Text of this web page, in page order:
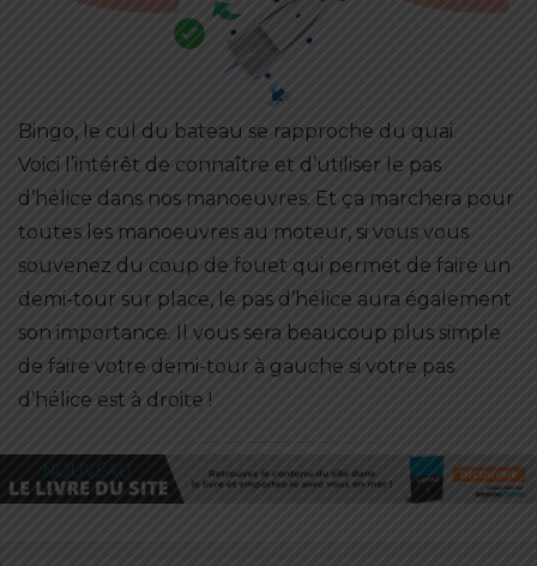
Bingo, le cul du bateau se rapproche du quai.
Voici l’intérêt de connaître et d’utiliser le pas
d’hélice dans nos manoeuvres. Et ça marchera pour
toutes les manoeuvres au moteur, si vous vous
souvenez du coup de fouet qui permet de faire un
demi-tour sur place, le pas d’hélice aura également
son importance. Il vous sera beaucoup plus simple
de faire votre demi-tour à gauche si votre pas
d’hélice est à droite !